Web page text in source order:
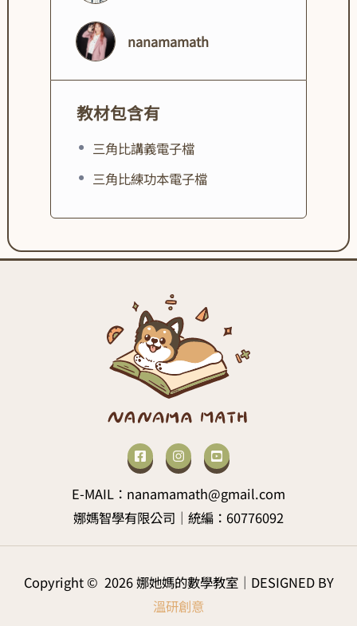
nanamamath
教材包含有
三角比講義電子檔
三角比練功本電子檔
E-MAIL：nanamamath@gmail.com
娜媽智學有限公司｜統編：60776092
Copyright © 2026 娜她媽的數學教室｜DESIGNED BY
溫研創意